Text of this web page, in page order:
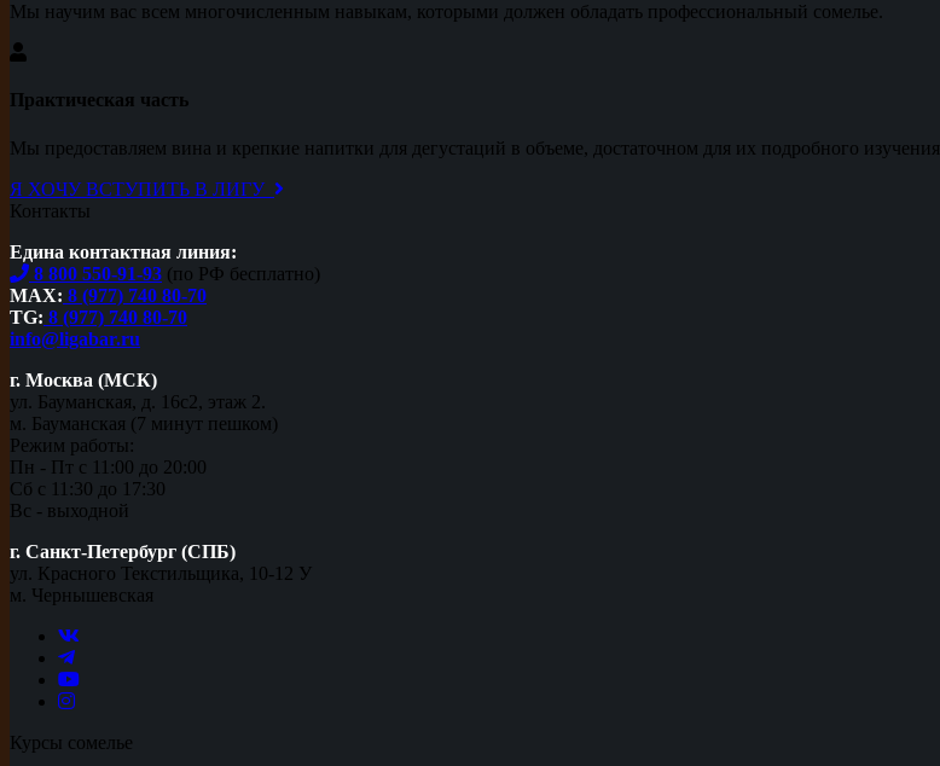
Мы научим вас всем многочисленным навыкам, которыми должен обладать профессиональный сомелье.
Практическая часть
Мы предоставляем вина и крепкие напитки для дегустаций в объеме, достаточном для их подробного изучения
Я ХОЧУ ВСТУПИТЬ В ЛИГУ
Контакты
Едина контактная линия:
8 800 550-91-93 (по РФ бесплатно)
MAX: 8 (977) 740 80-70
TG: 8 (977) 740 80-70
info@ligabar.ru
г. Москва (МСК)
ул. Бауманская, д. 16с2, этаж 2.
м. Бауманская (7 минут пешком)
Режим работы:
Пн - Пт с 11:00 до 20:00
Сб с 11:30 до 17:30
Вс - выходной
г. Санкт-Петербург (СПБ)
ул. Красного Текстильщика, 10-12 У
м. Чернышевская
Курсы сомелье